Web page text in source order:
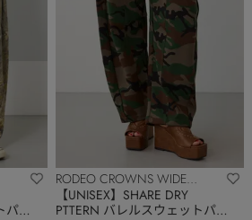
パン
RODEO CROWNS WIDE
BOWL
【UNISEX】SHARE DRY
PTTERN バレルスウェットパン